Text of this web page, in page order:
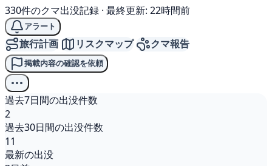
330件のクマ出没記録 · 最終更新: 22時間前
アラート
旅行計画 リスクマップ クマ報告
掲載内容の確認を依頼
過去7日間の出没件数
2
過去30日間の出没件数
11
最新の出没